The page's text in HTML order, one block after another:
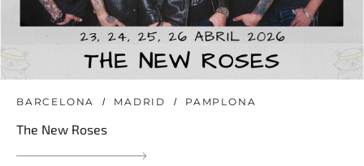
BARCELONA MADRID PAMPLONA
The New Roses